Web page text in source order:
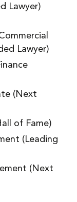
Lawyer)
Lawyer)
(Next
of Fame)
(Leading
(Next